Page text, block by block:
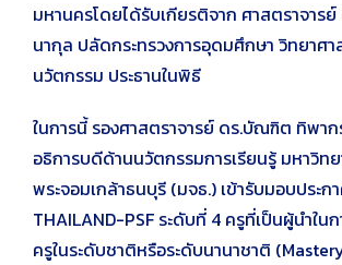
มหานครโดยได้รับเกียรติจาก ศาสตราจาร
นากุล ปลัดกระทรวงการอุดมศึกษา วิทยาศา
นวัตกรรม ประธานในพิธี
ในการนี้ รองศาสตราจารย์ ดร.บัณฑิต ทิพา
อธิการบดีด้านนวัตกรรมการเรียนรู้ มหาวิท
พระจอมเกล้าธนบุรี (มจธ.) เข้ารับมอบประ
THAILAND-PSF ระดับที่ 4 ครูที่เป็นผู้นำใ
ครูในระดับชาติหรือระดับนานาชาติ